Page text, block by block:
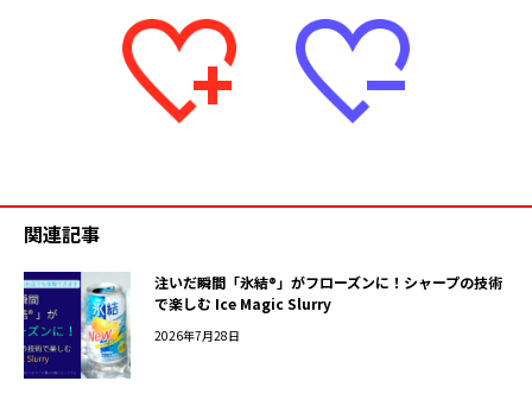
関連記事
注いだ瞬間「氷結®」がフローズンに！シャープの技術
で楽しむ Ice Magic Slurry
2026年7月28日